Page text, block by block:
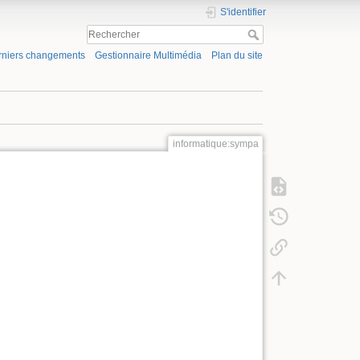
S'identifier
changements Gestionnaire Multimédia Plan du site
informatique:sympa